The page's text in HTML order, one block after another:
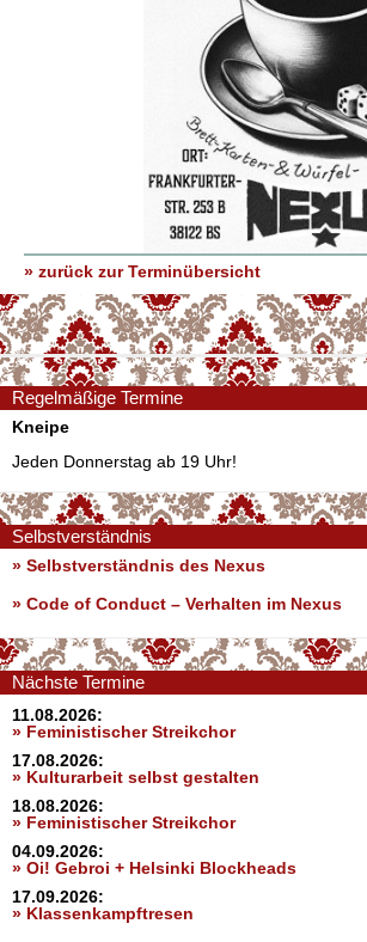
» zurück zur Terminübersicht
Regelmäßige Termine
Kneipe
Jeden Donnerstag ab 19 Uhr!
Selbstverständnis
» Selbstverständnis des Nexus
» Code of Conduct – Verhalten im Nexus
Nächste Termine
11.08.2026:
» Feministischer Streikchor
17.08.2026:
» Kulturarbeit selbst gestalten
18.08.2026:
» Feministischer Streikchor
04.09.2026:
» Oi! Gebroi + Helsinki Blockheads
17.09.2026:
» Klassenkampftresen